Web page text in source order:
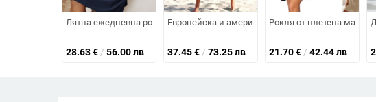
Лятна ежедневна рокля с цип и половин плат, декоративна с двоен
28.63€ / 56.00 лв
Европейска и американска трансгранична
37.45€ / 73.25 лв
Рокля от плетена
21.70€ / 42.44 лв